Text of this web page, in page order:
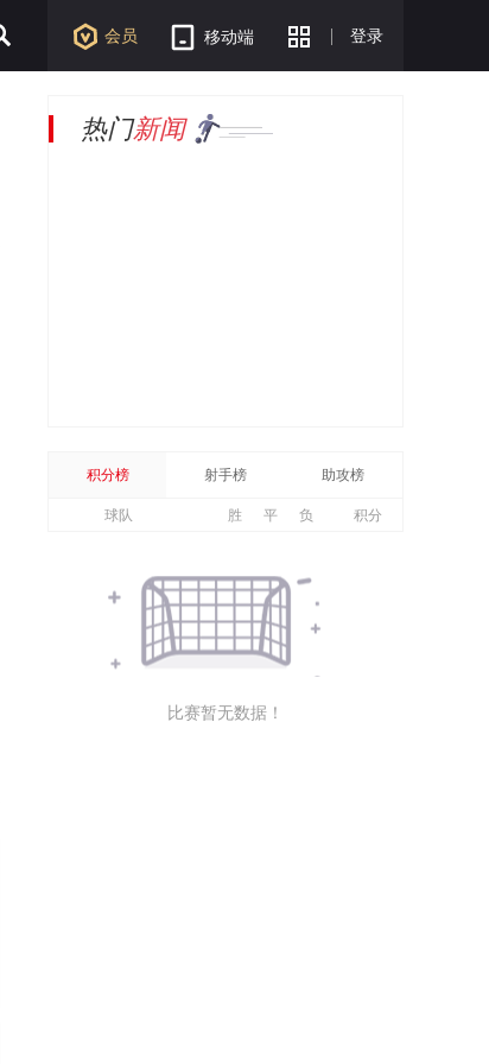
会员 移动端 登录
热门新闻
积分榜 射手榜 助攻榜
球队 胜 平 负 积分
比赛暂无数据！